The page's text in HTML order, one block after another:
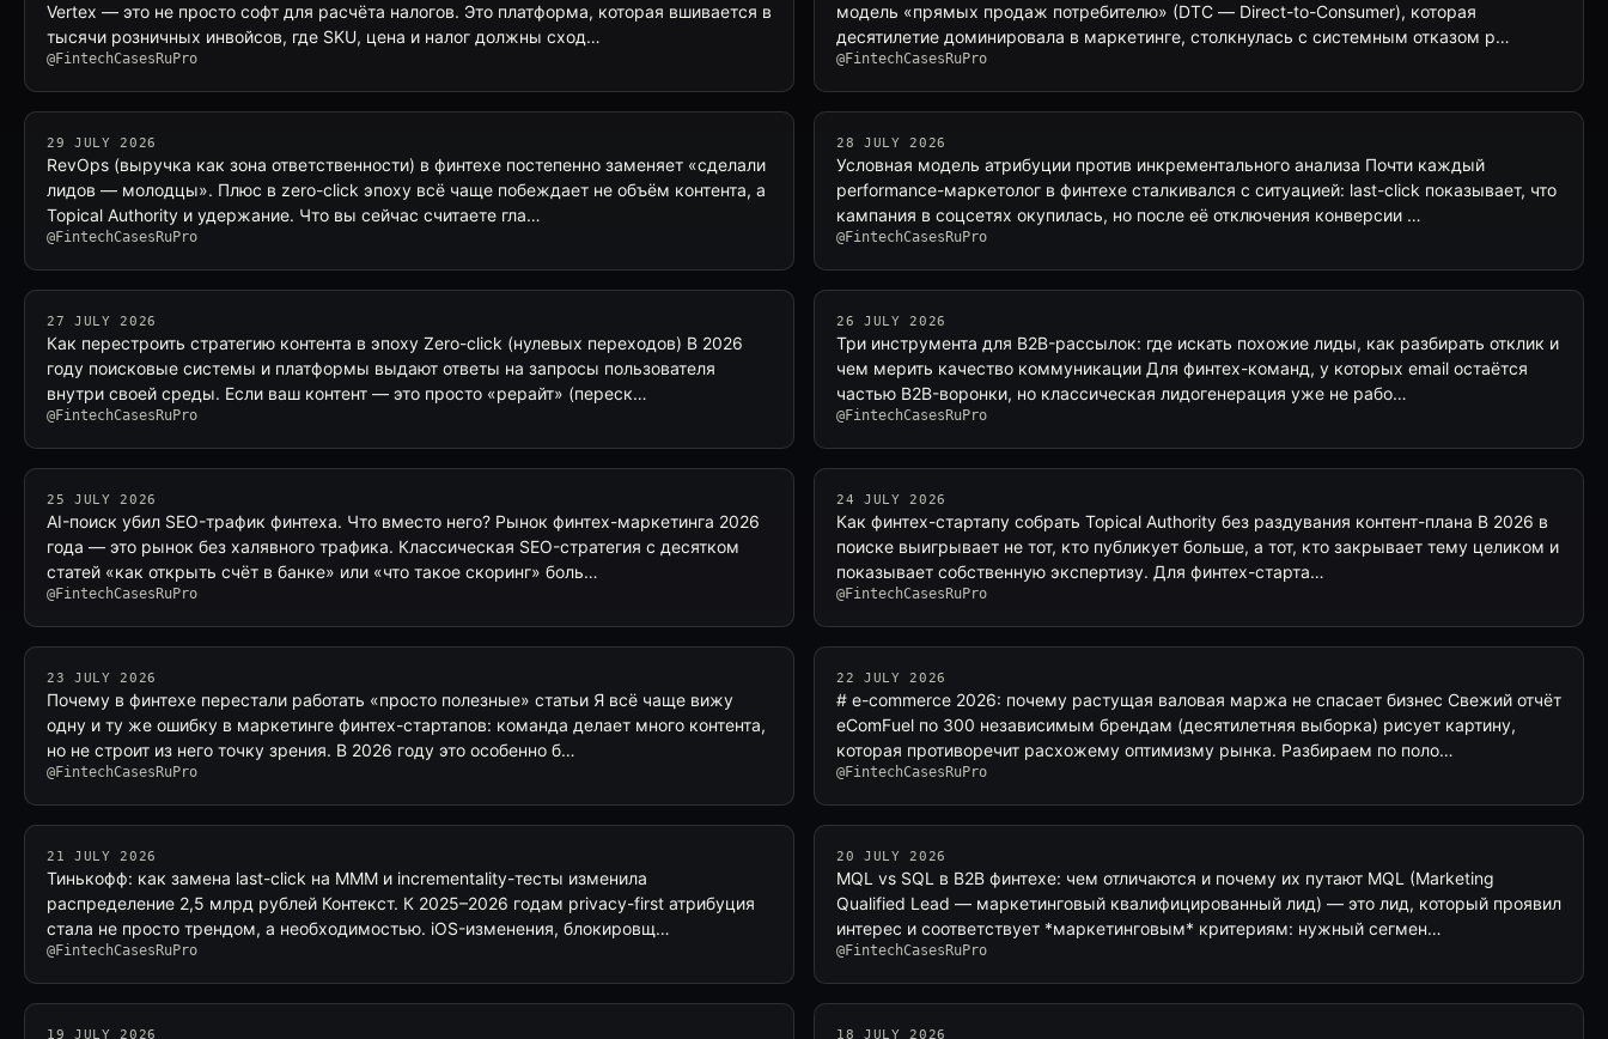
Vertex — это не просто софт для расчёта налогов. Это платформа, которая вшивается в
тысячи розничных инвойсов, где SKU, цена и налог должны сход…
@FintechCasesRuPro
модель «прямых продаж потребителю» (DTC — Direct-to-Consumer), которая
десятилетие доминировала в маркетинге, столкнулась с системным отказом р…
@FintechCasesRuPro
29 JULY 2026
RevOps (выручка как зона ответственности) в финтехе постепенно заменяет «сделали
лидов — молодцы». Плюс в zero-click эпоху всё чаще побеждает не объём контента, а
Topical Authority и удержание. Что вы сейчас считаете гла…
@FintechCasesRuPro
28 JULY 2026
Условная модель атрибуции против инкрементального анализа Почти каждый
performance-маркетолог в финтехе сталкивался с ситуацией: last-click показывает, что
кампания в соцсетях окупилась, но после её отключения конверсии …
@FintechCasesRuPro
27 JULY 2026
Как перестроить стратегию контента в эпоху Zero-click (нулевых переходов) В 2026
году поисковые системы и платформы выдают ответы на запросы пользователя
внутри своей среды. Если ваш контент — это просто «рерайт» (переск…
@FintechCasesRuPro
26 JULY 2026
Три инструмента для B2B-рассылок: где искать похожие лиды, как разбирать отклик и
чем мерить качество коммуникации Для финтех-команд, у которых email остаётся
частью B2B-воронки, но классическая лидогенерация уже не рабо…
@FintechCasesRuPro
25 JULY 2026
AI-поиск убил SEO-трафик финтеха. Что вместо него? Рынок финтех-маркетинга 2026
года — это рынок без халявного трафика. Классическая SEO-стратегия с десятком
статей «как открыть счёт в банке» или «что такое скоринг» боль…
@FintechCasesRuPro
24 JULY 2026
Как финтех-стартапу собрать Topical Authority без раздувания контент-плана В 2026 в
поиске выигрывает не тот, кто публикует больше, а тот, кто закрывает тему целиком и
показывает собственную экспертизу. Для финтех-старта…
@FintechCasesRuPro
23 JULY 2026
Почему в финтехе перестали работать «просто полезные» статьи Я всё чаще вижу
одну и ту же ошибку в маркетинге финтех-стартапов: команда делает много контента,
но не строит из него точку зрения. В 2026 году это особенно б…
@FintechCasesRuPro
22 JULY 2026
# e-commerce 2026: почему растущая валовая маржа не спасает бизнес Свежий отчёт
eComFuel по 300 независимым брендам (десятилетняя выборка) рисует картину,
которая противоречит расхожему оптимизму рынка. Разбираем по поло…
@FintechCasesRuPro
21 JULY 2026
Тинькофф: как замена last-click на MMM и incrementality-тесты изменила
распределение 2,5 млрд рублей Контекст. К 2025–2026 годам privacy-first атрибуция
стала не просто трендом, а необходимостью. iOS-изменения, блокировщ…
@FintechCasesRuPro
20 JULY 2026
MQL vs SQL в B2B финтехе: чем отличаются и почему их путают MQL (Marketing
Qualified Lead — маркетинговый квалифицированный лид) — это лид, который проявил
интерес и соответствует *маркетинговым* критериям: нужный сегмен…
@FintechCasesRuPro
19 JULY 2026 18 JULY 2026